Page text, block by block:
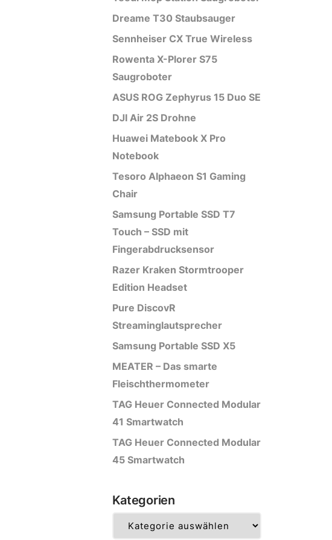
Dreame T30 Staubsauger
Sennheiser CX True Wireless
Rowenta X-Plorer S75
Saugroboter
ASUS ROG Zephyrus 15 Duo SE
DJI Air 2S Drohne
Huawei Matebook X Pro
Notebook
Tesoro Alphaeon S1 Gaming
Chair
Samsung Portable SSD T7
Touch – SSD mit
Fingerabdrucksensor
Razer Kraken Stormtrooper
Edition Headset
Pure DiscovR
Streaminglautsprecher
Samsung Portable SSD X5
MEATER – Das smarte
Fleischthermometer
TAG Heuer Connected Modular
41 Smartwatch
TAG Heuer Connected Modular
45 Smartwatch
Kategorien